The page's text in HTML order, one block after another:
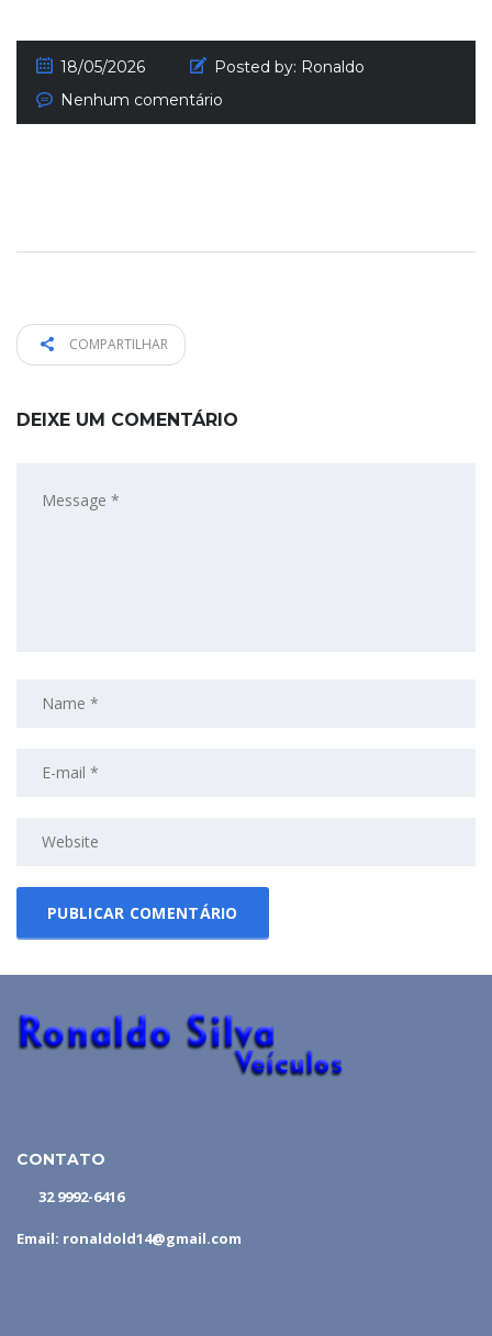
18/05/2026 Posted by: Ronaldo
Nenhum comentário
COMPARTILHAR
DEIXE UM COMENTÁRIO
CONTATO
32 9992-6416
Email: ronaldold14@gmail.com